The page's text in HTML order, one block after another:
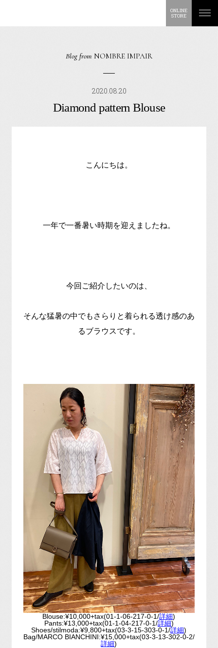
ONLINE
STORE
Blog from NOMBRE IMPAIR
2020.08.20
Diamond pattern Blouse
こんにちは。
一年で一番暑い時期を迎えましたね。
今回ご紹介したいのは、
そんな猛暑の中でもさらりと着られる透け感のあ
るブラウスです。
Blouse:¥10,000+tax(01-1-06-217-0-1/詳細)
Pants:¥13,000+tax(01-1-04-217-0-1/詳細)
Shoes/stilmoda:¥9,800+tax(03-3-15-303-0-1/詳細)
Bag/MARCO BIANCHINI:¥15,000+tax(03-3-13-302-0-2/
詳細)